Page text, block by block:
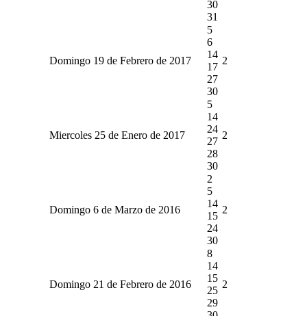
30
31
Domingo 19 de Febrero de 2017
5
6
14
17
27
30
2
Miercoles 25 de Enero de 2017
5
14
24
27
28
30
2
Domingo 6 de Marzo de 2016
2
5
14
15
24
30
2
Domingo 21 de Febrero de 2016
8
14
15
25
29
2